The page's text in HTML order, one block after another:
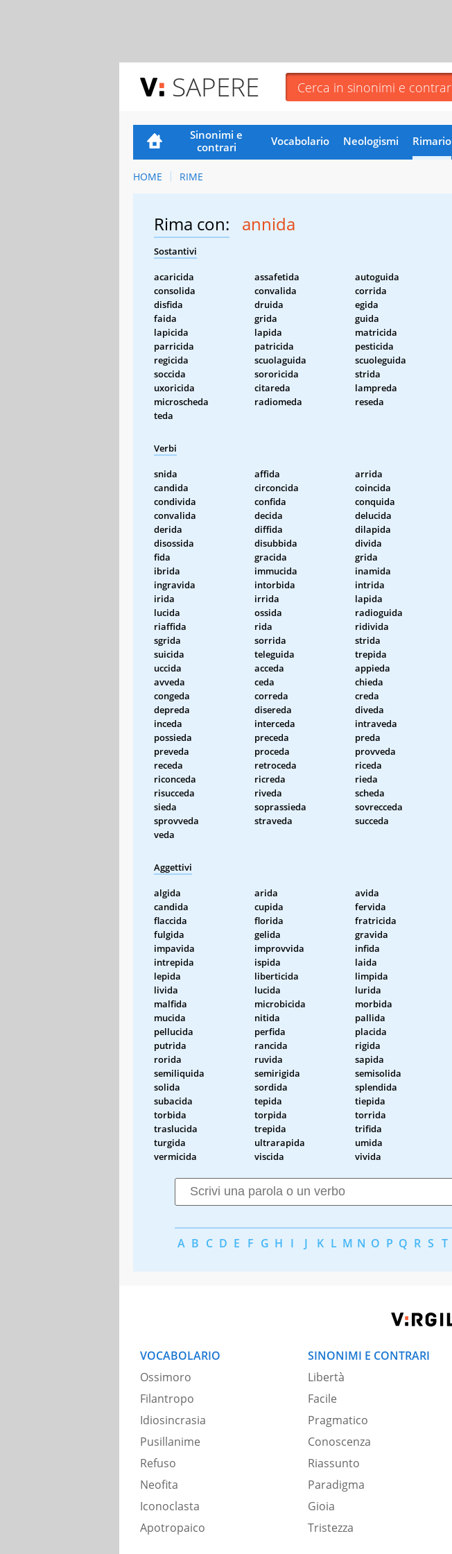
SAPERE
Sinonimi e
contrari
Vocabolario Neologismi Rimario
HOME RIME
Rima con: annida
Sostantivi
acaricida assafetida autoguida
consolida
convalida corrida
disfida
druida egida
faida
grida guida
lapicida
lapida matricida
parricida
patricida pesticida
regicida
scuolaguida scuoleguida
soccida
sororicida strida
uxoricida
citareda lampreda
microscheda
radiomeda reseda
teda
Verbi
snida affida arrida
candida
circoncida coincida
condivida
confida conquida
convalida
decida delucida
derida
diffida dilapida
disossida
disubbida divida
fida
gracida grida
ibrida
immucida inamida
ingravida
intorbida intrida
irida
irrida lapida
lucida
ossida radioguida
riaffida
rida ridivida
sgrida
sorrida strida
suicida
teleguida trepida
uccida
acceda appieda
avveda
ceda chieda
congeda
correda creda
depreda
disereda diveda
inceda
interceda intraveda
possieda
preceda preda
preveda
proceda provveda
receda
retroceda riceda
riconceda
ricreda rieda
risucceda
riveda scheda
sieda
soprassieda sovrecceda
sprovveda
straveda succeda
veda
Aggettivi
algida arida avida
candida
cupida fervida
flaccida
florida fratricida
fulgida
gelida gravida
impavida
improvvida infida
intrepida
ispida laida
lepida
liberticida limpida
livida
lucida lurida
malfida
microbicida morbida
mucida
nitida pallida
pellucida
perfida placida
putrida
rancida rigida
rorida
ruvida sapida
semiliquida
semirigida semisolida
solida
sordida splendida
subacida
tepida tiepida
torbida
torpida torrida
traslucida
trepida trifida
turgida
ultrarapida umida
vermicida
viscida vivida
A B C D E F G H I J K L M N O P Q R S T
VOCABOLARIO
Ossimoro
Filantropo
Idiosincrasia
Pusillanime
Refuso
Neofita
Iconoclasta
Apotropaico
SINONIMI E CONTRARI
Libertà
Facile
Pragmatico
Conoscenza
Riassunto
Paradigma
Gioia
Tristezza